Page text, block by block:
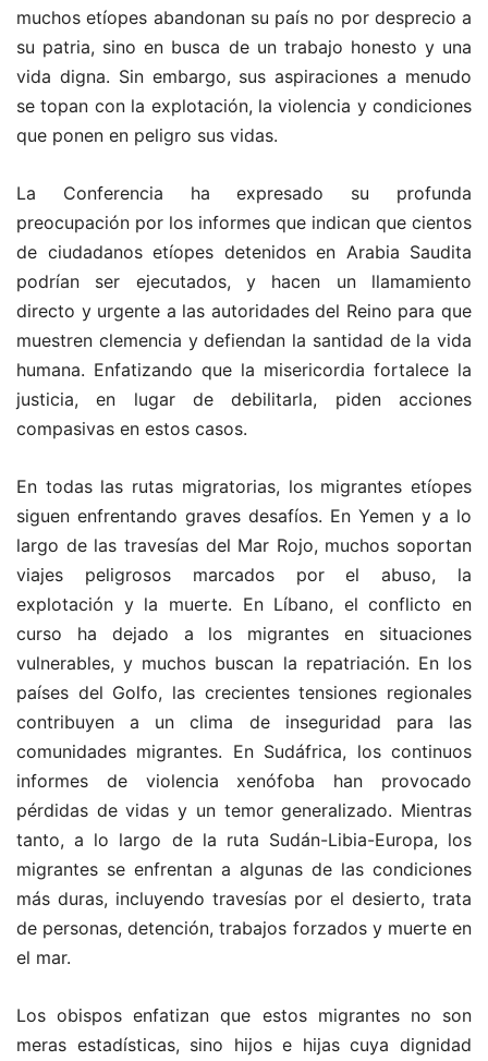
muchos etíopes abandonan su país no por desprecio a
su patria, sino en busca de un trabajo honesto y una
vida digna. Sin embargo, sus aspiraciones a menudo
se topan con la explotación, la violencia y condiciones
que ponen en peligro sus vidas.
La Conferencia ha expresado su profunda
preocupación por los informes que indican que cientos
de ciudadanos etíopes detenidos en Arabia Saudita
podrían ser ejecutados, y hacen un llamamiento
directo y urgente a las autoridades del Reino para que
muestren clemencia y defiendan la santidad de la vida
humana. Enfatizando que la misericordia fortalece la
justicia, en lugar de debilitarla, piden acciones
compasivas en estos casos.
En todas las rutas migratorias, los migrantes etíopes
siguen enfrentando graves desafíos. En Yemen y a lo
largo de las travesías del Mar Rojo, muchos soportan
viajes peligrosos marcados por el abuso, la
explotación y la muerte. En Líbano, el conflicto en
curso ha dejado a los migrantes en situaciones
vulnerables, y muchos buscan la repatriación. En los
países del Golfo, las crecientes tensiones regionales
contribuyen a un clima de inseguridad para las
comunidades migrantes. En Sudáfrica, los continuos
informes de violencia xenófoba han provocado
pérdidas de vidas y un temor generalizado. Mientras
tanto, a lo largo de la ruta Sudán-Libia-Europa, los
migrantes se enfrentan a algunas de las condiciones
más duras, incluyendo travesías por el desierto, trata
de personas, detención, trabajos forzados y muerte en
el mar.
Los obispos enfatizan que estos migrantes no son
meras estadísticas, sino hijos e hijas cuya dignidad